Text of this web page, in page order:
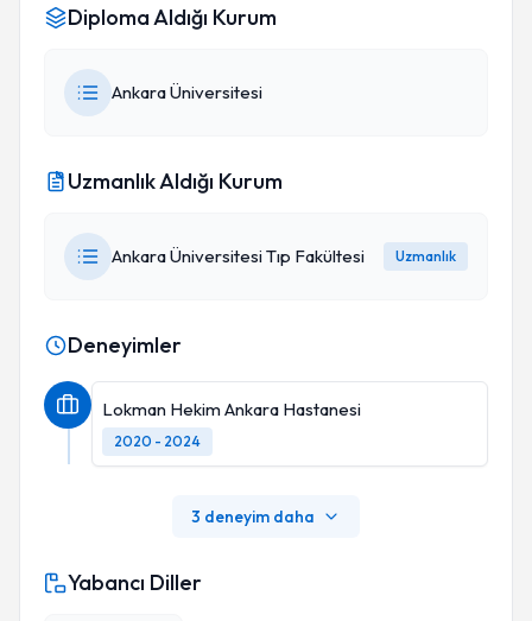
Diploma Aldığı Kurum
Ankara Üniversitesi
Uzmanlık Aldığı Kurum
Ankara Üniversitesi Tıp Fakültesi Uzmanlık
Deneyimler
Lokman Hekim Ankara Hastanesi
2020 - 2024
3 deneyim daha
Yabancı Diller